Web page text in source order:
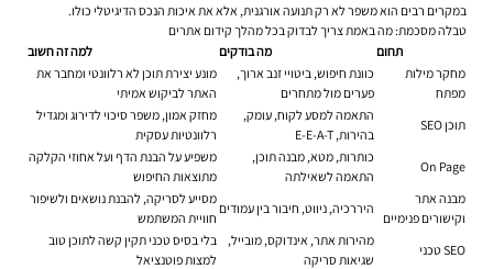
במקרים רבים הוא משפר לא רק תנועה אורגנית, אלא את איכות הנכס הדיגיטלי כולו.
טבלה מסכמת: מה באמת צריך לבדוק בכל מהלך קידום אתרים
תחום
מה בודקים
למה זה חשוב
מחקר מילות
מפתח
כוונת חיפוש, ביטויי זנב ארוך,
פערים מול מתחרים
מונע יצירת תוכן לא רלוונטי ומחבר את
האתר לביקוש אמיתי
תוכן SEO
התאמה למסע לקוח, עומק,
בהירות, E-E-A-T
מחזק אמון, משפר סיכוי לדירוג ומגדיל
רלוונטיות עסקית
On Page
כותרות, מטא, מבנה תוכן,
התאמה לשאילתה
משפיע על הבנת הדף ועל אחוזי הקלקה
מתוצאות החיפוש
מבנה אתר
וקישורים פנימיים
היררכיה, ניווט, חיבור בין עמודים
מסייע לסריקה, להבנת נושאים ולשיפור
חוויית המשתמש
SEO טכני
מהירות אתר, אינדוקס, מובייל,
שגיאות סריקה
בלי בסיס טכני תקין קשה לתוכן טוב
למצות פוטנציאל